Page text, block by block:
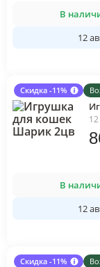
В
12
Скидка -11%
В
12
Скидка -11%